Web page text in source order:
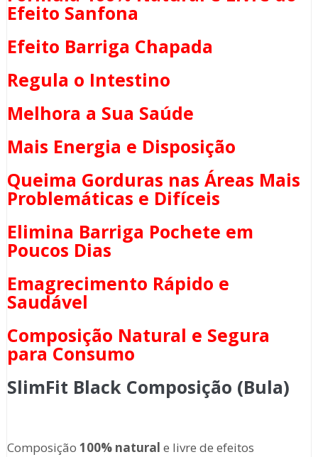
Efeito Sanfona
Efeito Barriga Chapada
Regula o Intestino
Melhora a Sua Saúde
Mais Energia e Disposição
Queima Gorduras nas Áreas Mais
Problemáticas e Difíceis
Elimina Barriga Pochete em
Poucos Dias
Emagrecimento Rápido e
Saudável
Composição Natural e Segura
para Consumo
SlimFit Black Composição (Bula)
Composição 100% natural e livre de efeitos